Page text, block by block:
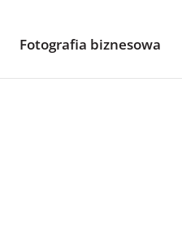
Fotografia biznesowa